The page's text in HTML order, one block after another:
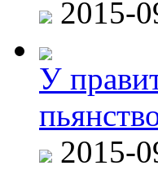
2015-
У
2015-